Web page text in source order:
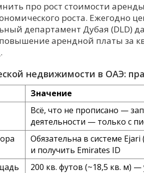
про рост стоимости
роста. Ежегодно
департамент Дубая (DLD)
арендной платы за
недвижимости в ОАЭ:
Значение
Всё, что не прописано —
деятельности — только с
Обязательна в системе
и получить Emirates ID
200 кв. футов (~18,5 кв. м)